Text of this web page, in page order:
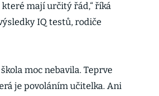
mají určitý řád,“ říká
IQ testů, rodiče
moc nebavila. Teprve
je povoláním učitelka. Ani